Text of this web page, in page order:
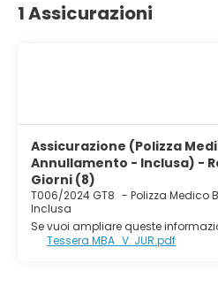
destinazione perfetta per tutta
1 Assicurazioni
Assicurazione (Polizza
Annullamento - Inclusa) -
Giorni (8)
T006/2024 GT8 - Polizza Medico
Inclusa
Se vuoi ampliare queste
Tessera MBA_V. JUR.pdf